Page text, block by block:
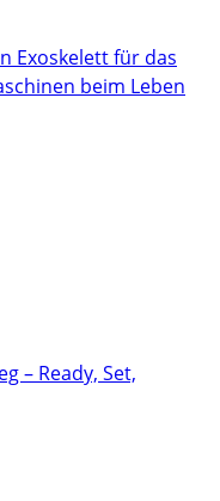
Exoskelett für das
beim Leben
– Ready, Set,